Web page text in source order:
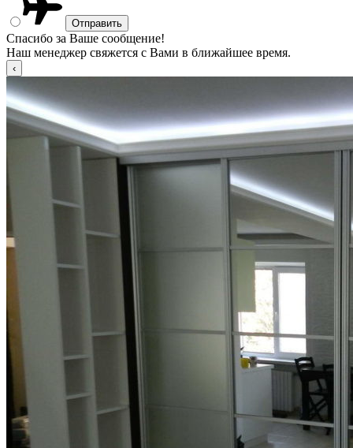
Спасибо за Ваше сообщение!
Наш менеджер свяжется с Вами в ближайшее время.